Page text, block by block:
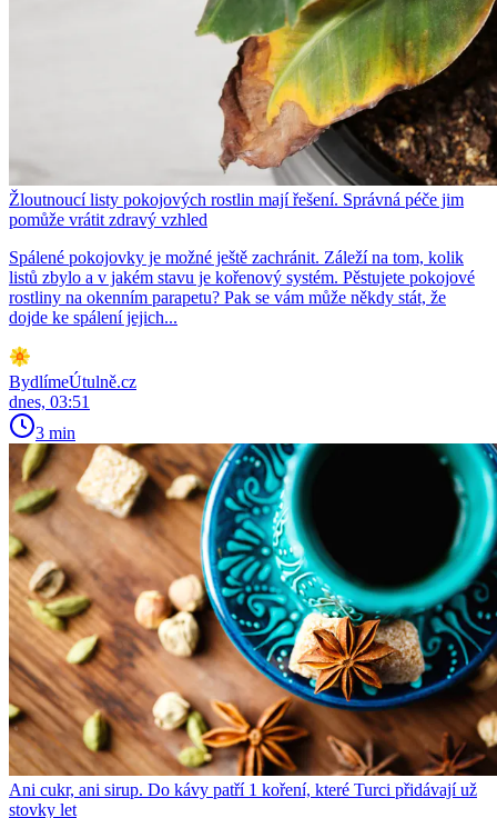
Žloutnoucí listy pokojových rostlin mají řešení. Správná péče jim
pomůže vrátit zdravý vzhled
Spálené pokojovky je možné ještě zachránit. Záleží na tom, kolik
listů zbylo a v jakém stavu je kořenový systém. Pěstujete pokojové
rostliny na okenním parapetu? Pak se vám může někdy stát, že
dojde ke spálení jejich...
BydlímeÚtulně.cz
dnes, 03:51
3 min
Ani cukr, ani sirup. Do kávy patří 1 koření, které Turci přidávají už
stovky let